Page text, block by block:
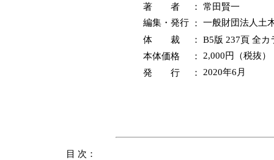
著 者 ： 常田賢一
編集・発行 ： 一般財団法人土
体 裁 ： B5版 237頁 全カ
本体価格
： 2,000円（税抜）
発 行 ： 2020年6月
目 次：